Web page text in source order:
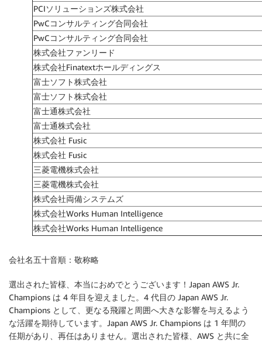
PCIソリューションズ株式会社
PwCコンサルティング合同会社
PwCコンサルティング合同会社
株式会社ファンリード
株式会社Finatextホールディングス
富士ソフト株式会社
富士ソフト株式会社
富士通株式会社
富士通株式会社
株式会社 Fusic
株式会社 Fusic
三菱電機株式会社
三菱電機株式会社
株式会社両備システムズ
株式会社Works Human Intelligence
株式会社Works Human Intelligence
会社名五十音順：敬称略
選出された皆様、本当におめでとうございます！Japan AWS Jr.
Champions は 4 年目を迎えました。4 代目の Japan AWS Jr.
Champions として、更なる飛躍と周囲へ大きな影響を与えるよう
な活躍を期待しています。Japan AWS Jr. Champions は 1 年間の
任期があり、再任はありません。選出された皆様、AWS と共に全